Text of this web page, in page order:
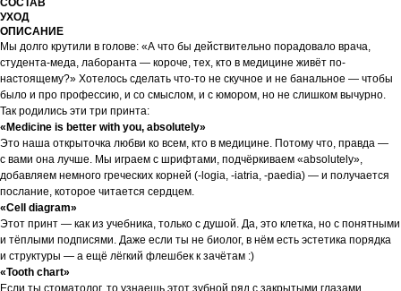
СОСТАВ
УХОД
ОПИСАНИЕ
Мы долго крутили в голове: «А что бы действительно порадовало врача,
студента-меда, лаборанта — короче, тех, кто в медицине живёт по-
настоящему?» Хотелось сделать что-то не скучное и не банальное — чтобы
было и про профессию, и со смыслом, и с юмором, но не слишком вычурно.
Так родились эти три принта:
«Medicine is better with you, absolutely»
Это наша открыточка любви ко всем, кто в медицине. Потому что, правда —
с вами она лучше. Мы играем с шрифтами, подчёркиваем «absolutely»,
добавляем немного греческих корней (-logia, -iatria, -paedia) — и получается
послание, которое читается сердцем.
«Cell diagram»
Этот принт — как из учебника, только с душой. Да, это клетка, но с понятными
и тёплыми подписями. Даже если ты не биолог, в нём есть эстетика порядка
и структуры — а ещё лёгкий флешбек к зачётам :)
«Tooth chart»
Если ты стоматолог, то узнаешь этот зубной ряд с закрытыми глазами.